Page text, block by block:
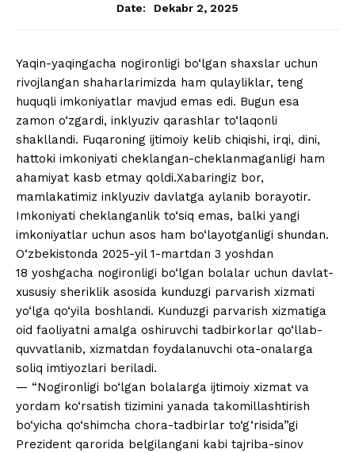
Date:
Dekabr 2, 2025
Yaqin-yaqingacha nogironligi bo‘lgan shaxslar uchun
rivojlangan shaharlarimizda ham qulayliklar, teng
huquqli imkoniyatlar mavjud emas edi. Bugun esa
zamon o‘zgardi, inklyuziv qarashlar to‘laqonli
shakllandi. Fuqaroning ijtimoiy kelib chiqishi, irqi, dini,
hattoki imkoniyati cheklangan-cheklanmaganligi ham
ahamiyat kasb etmay qoldi.Xabaringiz bor,
mamlakatimiz inklyuziv davlatga aylanib borayotir.
Imkoniyati cheklanganlik to‘siq emas, balki yangi
imkoniyatlar uchun asos ham bo‘layotganligi shundan.
O‘zbekistonda 2025-yil 1-martdan 3 yoshdan
18 yoshgacha nogironligi bo‘lgan bolalar uchun davlat-
xususiy sheriklik asosida kunduzgi parvarish xizmati
yo‘lga qo‘yila boshlandi. Kunduzgi parvarish xizmatiga
oid faoliyatni amalga oshiruvchi tadbirkorlar qo‘llab-
quvvatlanib, xizmatdan foydalanuvchi ota-onalarga
soliq imtiyozlari beriladi.
— “Nogironligi bo‘lgan bolalarga ijtimoiy xizmat va
yordam ko‘rsatish tizimini yanada takomillashtirish
bo‘yicha qo‘shimcha chora-tadbirlar to‘g‘risida”gi
Prezident qarorida belgilangani kabi tajriba-sinov